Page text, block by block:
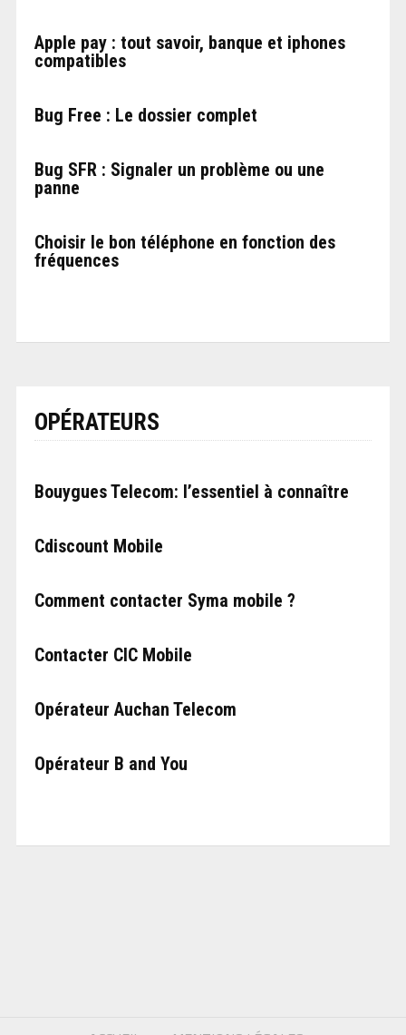
Apple pay : tout savoir, banque et iphones
compatibles
Bug Free : Le dossier complet
Bug SFR : Signaler un problème ou une
panne
Choisir le bon téléphone en fonction des
fréquences
OPÉRATEURS
Bouygues Telecom: l’essentiel à connaître
Cdiscount Mobile
Comment contacter Syma mobile ?
Contacter CIC Mobile
Opérateur Auchan Telecom
Opérateur B and You